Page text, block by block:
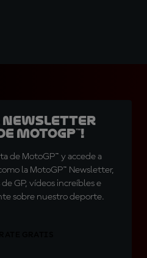
Newsletter
MotoGP™!
de MotoGP™ y accede a
la MotoGP™ Newsletter,
GP, vídeos increíbles e
sobre nuestro deporte.